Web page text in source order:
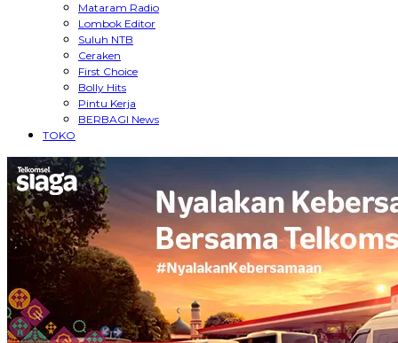
Mataram Radio
Lombok Editor
Suluh NTB
Ceraken
First Choice
Bolly Hits
Pintu Kerja
BERBAGI News
TOKO